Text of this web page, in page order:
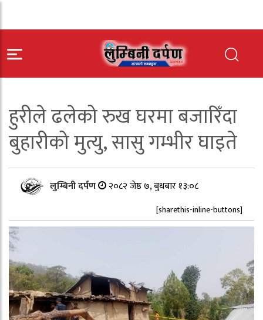
हुरीले ढलेको रुख घरमा बजारिँदा
बुहारीको मुत्यु, सासु गम्भीर घाइते
लुम्बिनी दर्पण २०८२ जेष्ठ ७, बुधबार १३:०८
[sharethis-inline-buttons]